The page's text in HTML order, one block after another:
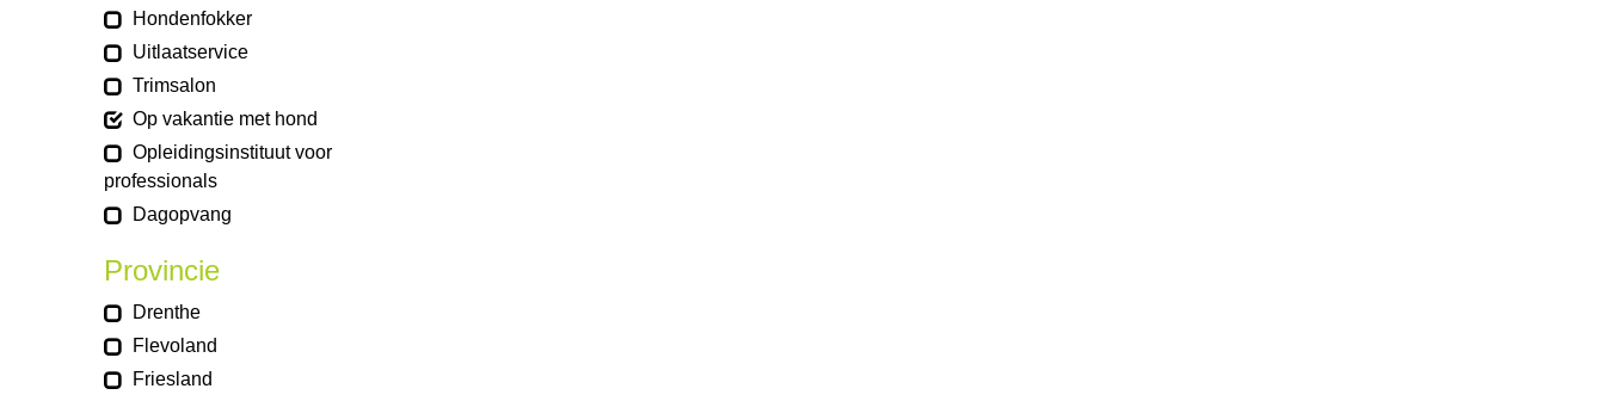
Hondenfokker
Uitlaatservice
Trimsalon
Op vakantie met hond
Opleidingsinstituut voor
professionals
Dagopvang
Provincie
Drenthe
Flevoland
Friesland